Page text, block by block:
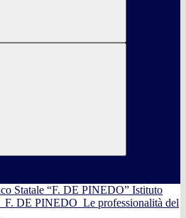
Istituto
F. DE PINEDO Le professionalità del